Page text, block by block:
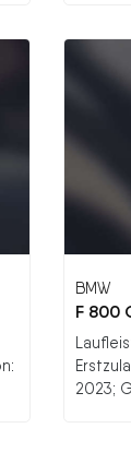
BMW
F 800
2023;